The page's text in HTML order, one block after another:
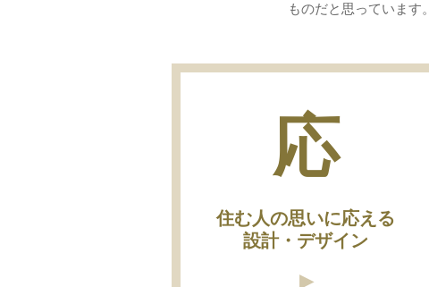
ものだと思っています。
応
住む人の思いに応える
設計・デザイン